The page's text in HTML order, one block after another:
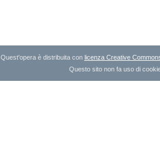
Quest'opera è distribuita con licenza Creative
Questo sito non fa uso di